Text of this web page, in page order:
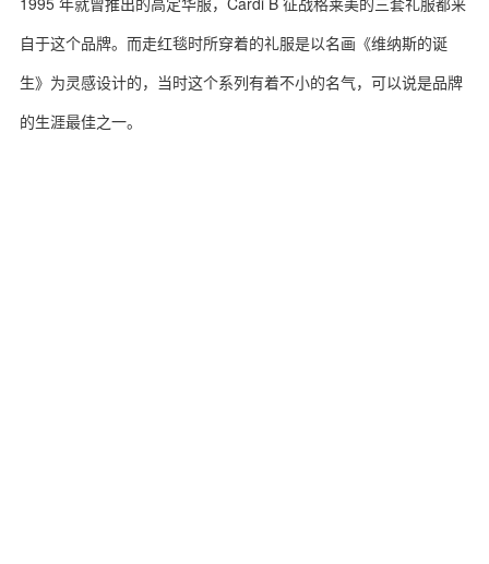
自于这个品牌。而走红毯时所穿着的礼服是以名画《维纳斯的诞
生》为灵感设计的，当时这个系列有着不小的名气，可以说是品牌
的生涯最佳之一。